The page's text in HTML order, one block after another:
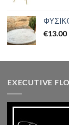
€13.00
EXECUTIVE